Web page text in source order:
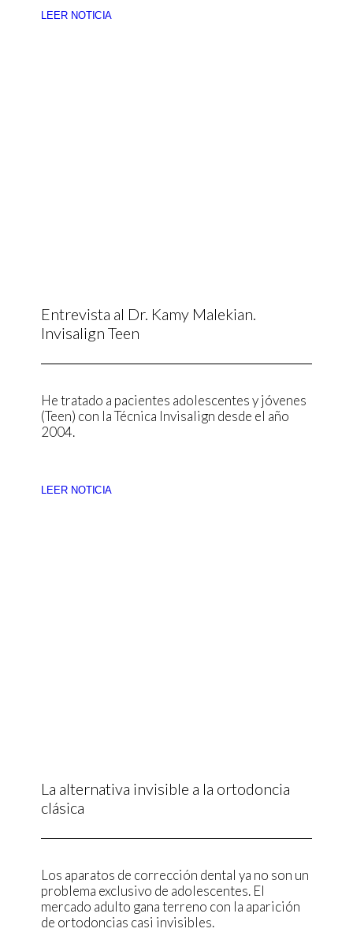
LEER NOTICIA
Entrevista al Dr. Kamy Malekian.
Invisalign Teen
He tratado a pacientes adolescentes y jóvenes
(Teen) con la Técnica Invisalign desde el año
2004.
LEER NOTICIA
La alternativa invisible a la ortodoncia
clásica
Los aparatos de corrección dental ya no son un
problema exclusivo de adolescentes. El
mercado adulto gana terreno con la aparición
de ortodoncias casi invisibles.